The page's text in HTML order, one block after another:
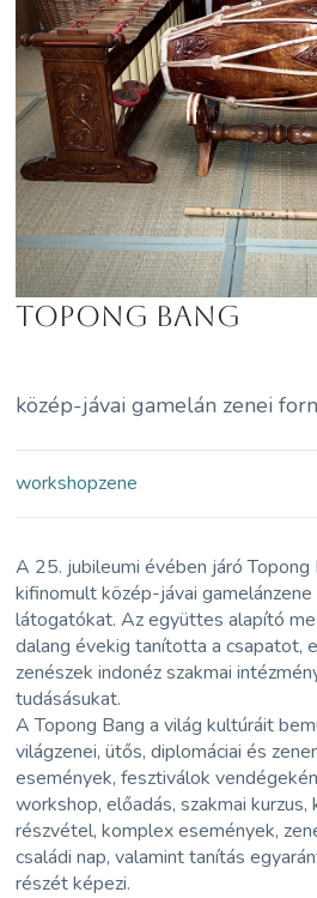
Topong Bang
közép-jávai gamelán zenei
workshopzene
A 25. jubileumi évében járó Topong
kifinomult közép-jávai
látogatókat. Az együttes alapító
dalang évekig tanította a csapatot,
zenészek indonéz szakmai
tudásásukat.
A Topong Bang a világ kultúráit
világzenei, ütős, diplomáciai és
események, fesztiválok
workshop, előadás, szakmai
részvétel, komplex események,
családi nap, valamint tanítás
részét képezi.